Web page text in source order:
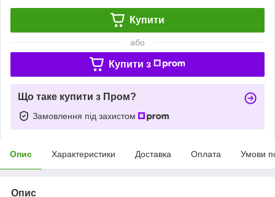
Купити
або
Купити з
Що таке купити з Пром?
Замовлення під захистом
Опис Характеристики Доставка Оплата Умови
Опис